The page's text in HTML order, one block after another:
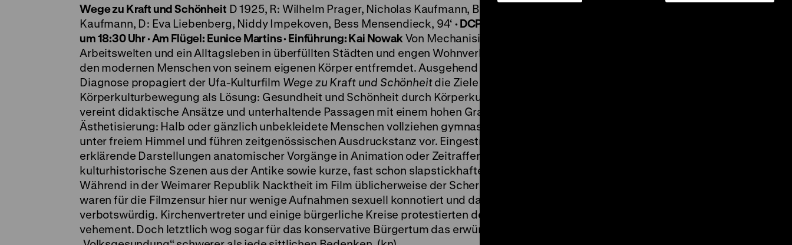
Wege zu Kraft und Schönheit D 1925, R: Wilhelm Prager, Nicholas Kaufmann, B: Nicholas
Kaufmann, D: Eva Liebenberg, Niddy Impekoven, Bess Mensendieck, 94‘·DCP, dt. ZT
um 18:30 Uhr·Am Flügel: Eunice Martins·Einführung: Kai Nowak Von Mechanisierung geprägte
Arbeitswelten und ein Alltagsleben in überfüllten Städten und engen Wohnverhältnissen haben
den modernen Menschen von seinem eigenen Körper entfremdet. Ausgehend von dieser
Diagnose propagiert der Ufa-Kulturfilm Wege zu Kraft und Schönheitdie Ziele der
Körperkulturbewegung als Lösung: Gesundheit und Schönheit durch Körperkultur und Sport. Er
vereint didaktische Ansätze und unterhaltende Passagen mit einem hohen Grad an
Ästhetisierung: Halb oder gänzlich unbekleidete Menschen vollziehen gymnastische Übungen
unter freiem Himmel und führen zeitgenössischen Ausdruckstanz vor. Eingestreut sind
erklärende Darstellungen anatomischer Vorgänge in Animation oder Zeitraffer, nachgestellte
kulturhistorische Szenen aus der Antike sowie kurze, fast schon slapstickhafte Spielszenen.
Während in der Weimarer Republik Nacktheit im Film üblicherweise der Schere zum Opfer fiel,
waren für die Filmzensur hier nur wenige Aufnahmen sexuell konnotiert und damit
verbotswürdig. Kirchenvertreter und einige bürgerliche Kreise protestierten dennoch
vehement. Doch letztlich wog sogar für das konservative Bürgertum das erwünschte Ziel der